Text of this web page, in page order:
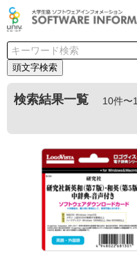
頭文字検索
検索結果一覧
10件〜